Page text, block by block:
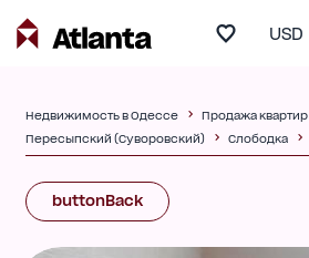
USD
Недвижимость в Одессе Продажа квартир
Пересыпский (Суворовский)
Слободка
buttonBack